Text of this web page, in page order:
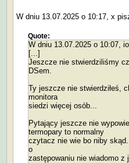
W dniu 13.07.2025 o 10:17, x
Quote:
W dniu 13.07.2025 o 10:07,
[...]
Jeszcze nie stwierdziliśmy
DSem.
Ty jeszcze nie stwierdziłeś,
monitora
siedzi więcej osób...
Pytający jeszcze nie
termopary to normalny
czytacz nie wie bo niby
o
zastępowaniu nie wiadomo z